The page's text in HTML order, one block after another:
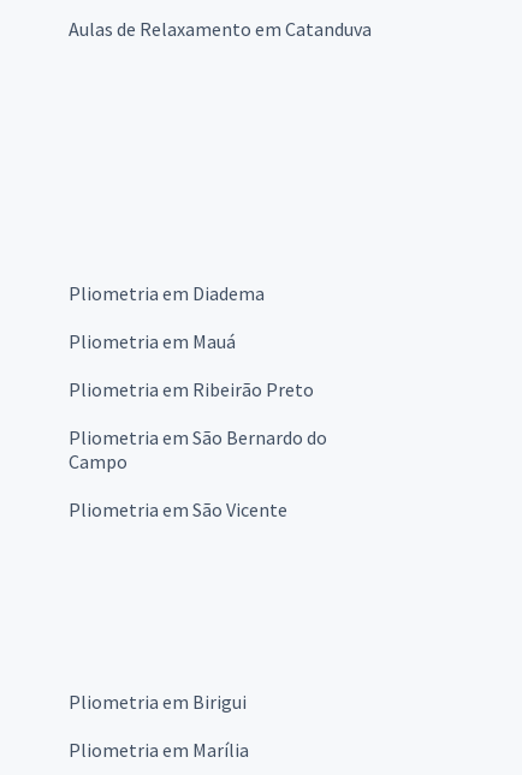
Aulas de Relaxamento em Catanduva
Pliometria em Diadema
Pliometria em Mauá
Pliometria em Ribeirão Preto
Pliometria em São Bernardo do
Campo
Pliometria em São Vicente
Pliometria em Birigui
Pliometria em Marília